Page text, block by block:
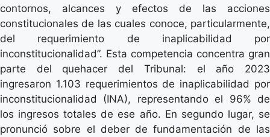
contornos, alcances y efectos de las acciones
constitucionales de las cuales conoce, particularmente,
del requerimiento de inaplicabilidad por
inconstitucionalidad”. Esta competencia concentra gran
parte del quehacer del Tribunal: el año 2023
ingresaron 1.103 requerimientos de inaplicabilidad por
inconstitucionalidad (INA), representando el 96% de
los ingresos totales de ese año. En segundo lugar, se
pronunció sobre el deber de fundamentación de las